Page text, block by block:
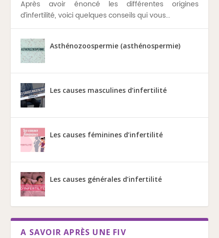
Après avoir énoncé les différentes origines
d’infertilité, voici quelques conseils qui vous...
Asthénozoospermie (asthénospermie)
Les causes masculines d’infertilité
Les causes féminines d’infertilité
Les causes générales d’infertilité
A SAVOIR APRÈS UNE FIV